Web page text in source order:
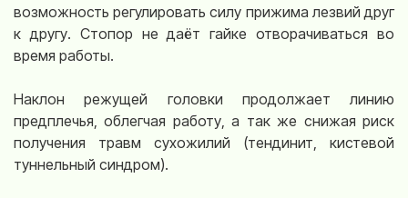
возможность регулировать силу прижима лезвий друг
к другу. Стопор не даёт гайке отворачиваться во
время работы.
Наклон режущей головки продолжает линию
предплечья, облегчая работу, а так же снижая риск
получения травм сухожилий (тендинит, кистевой
туннельный синдром).